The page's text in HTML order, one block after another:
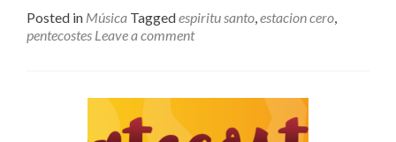
Posted in Música Taggedespiritu santo,estacion cero,
pentecostes Leave a comment